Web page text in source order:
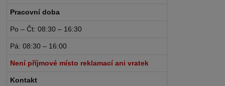
Pracovní doba
Po – Čt: 08:30 – 16:30
Pá: 08:30 – 16:00
Není příjmové místo reklamací ani vratek
Kontakt